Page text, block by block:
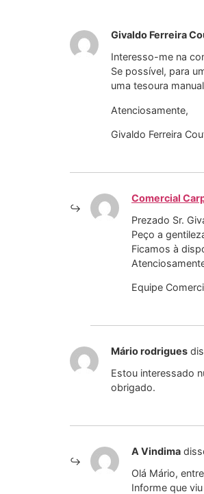
Givaldo Ferreira
Interesso-me na
Se possível, para
uma tesoura
Atenciosamente,
Givaldo Ferreira
Comercial
Prezado Sr.
Peço a
Ficamos à
Equipe
Mário rodrigues
Estou interessado
obrigado.
A Vindima
Olá Mário,
Informe que